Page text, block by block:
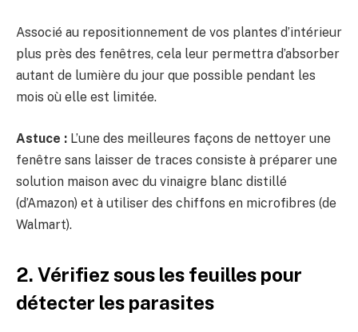
Associé au repositionnement de vos plantes d’intérieur
plus près des fenêtres, cela leur permettra d’absorber
autant de lumière du jour que possible pendant les
mois où elle est limitée.
Astuce : L’une des meilleures façons de nettoyer une
fenêtre sans laisser de traces consiste à préparer une
solution maison avec du vinaigre blanc distillé
(d’Amazon) et à utiliser des chiffons en microfibres (de
Walmart).
2. Vérifiez sous les feuilles pour
détecter les parasites